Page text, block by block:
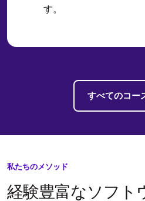
す。
すべてのコー
私たちのメソッド
経験豊富なソフト